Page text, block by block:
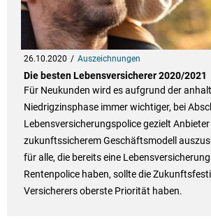
26.10.2020 Auszeichnungen
Die besten Lebensversicherer 2020/2021
Für Neukunden wird es aufgrund der
Niedrigzinsphase immer wichtiger, bei
Lebensversicherungspolice gezielt
zukunftssicherem Geschäftsmodell
für alle, die bereits eine
Rentenpolice haben, sollte die
Versicherers oberste Priorität haben.